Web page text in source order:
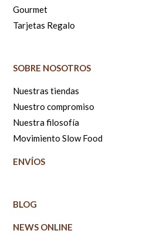
Gourmet
Tarjetas Regalo
SOBRE NOSOTROS
Nuestras tiendas
Nuestro compromiso
Nuestra filosofía
Movimiento Slow Food
ENVÍOS
BLOG
NEWS ONLINE